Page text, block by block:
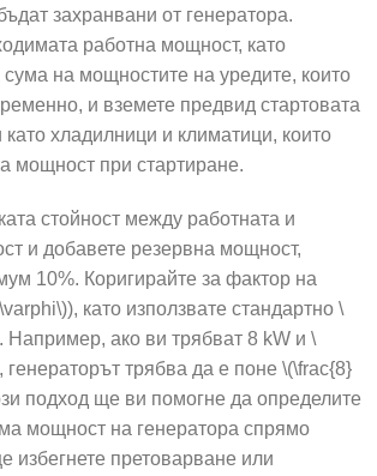
захранвани от генератора.
работна мощност, като
на мощностите на уредите, които
и вземете предвид стартовата
хладилници и климатици, които
мощност при стартиране.
стойност между работната и
и добавете резервна мощност,
10%. Коригирайте за фактор на
като използвате стандартно \
Например, ако ви трябват 8 kW и \
генераторът трябва да е поне \(\frac{8}
подход ще ви помогне да определите
мощност на генератора спрямо
избегнете претоварване или